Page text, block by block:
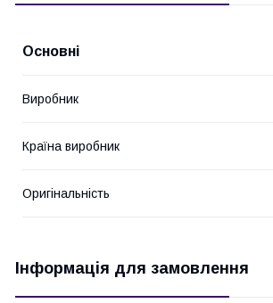
Основні
Виробник
Країна виробник
Оригінальність
Інформація для замовлення